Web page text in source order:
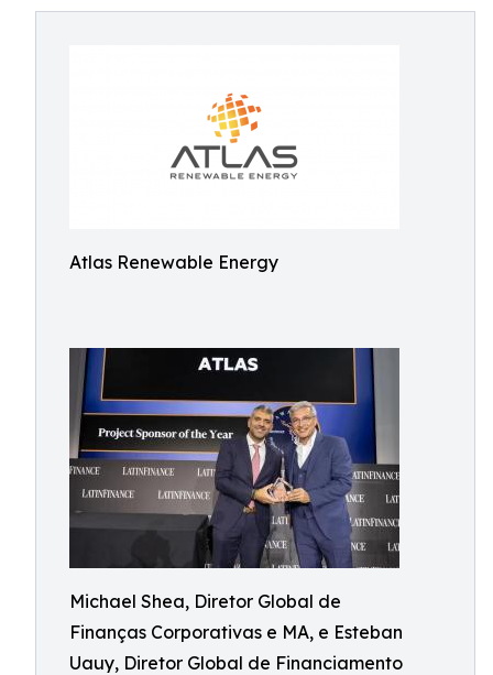
Atlas Renewable Energy
Michael Shea, Diretor Global de
Finanças Corporativas e MA, e Esteban
Uauy, Diretor Global de Financiamento